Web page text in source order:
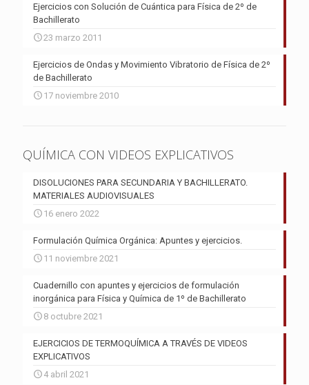
Ejercicios con Solución de Cuántica para Física de 2º de
Bachillerato
23 marzo 2011
Ejercicios de Ondas y Movimiento Vibratorio de Física de 2º
de Bachillerato
17 noviembre 2010
QUÍMICA CON VIDEOS EXPLICATIVOS
DISOLUCIONES PARA SECUNDARIA Y BACHILLERATO.
MATERIALES AUDIOVISUALES
16 enero 2022
Formulación Química Orgánica: Apuntes y ejercicios.
11 noviembre 2021
Cuadernillo con apuntes y ejercicios de formulación
inorgánica para Física y Química de 1º de Bachillerato
8 octubre 2021
EJERCICIOS DE TERMOQUÍMICA A TRAVÉS DE VIDEOS
EXPLICATIVOS
4 abril 2021